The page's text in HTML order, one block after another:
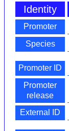
Identity
Promoter
Species
Promoter ID
Promoter
release
External ID